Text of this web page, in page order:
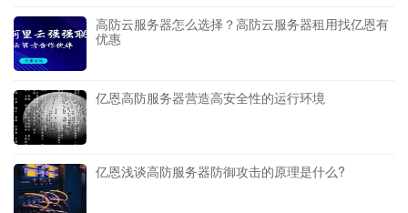
高防云服务器怎么选择？高防云服务器租用找亿恩有
优惠
亿恩高防服务器营造高安全性的运行环境
亿恩浅谈高防服务器防御攻击的原理是什么?